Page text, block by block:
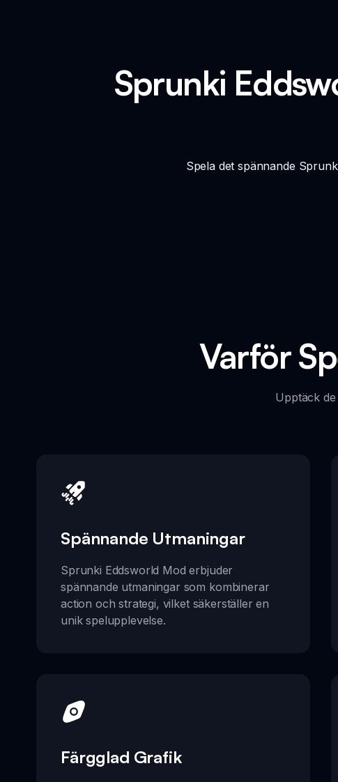
Sprunki
Spela det spännande
Varför
Upptäck
Spännande Utmaningar
Sprunki Eddsworld Mod erbjuder
spännande utmaningar som kombinerar
action och strategi, vilket säkerställer en
unik spelupplevelse.
Färgglad Grafik